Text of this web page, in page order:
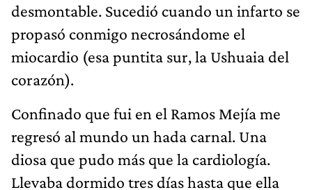
desmontable. Sucedió cuando un infarto se
propasó conmigo necrosándome el
miocardio (esa puntita sur, la Ushuaia del
corazón).
Confinado que fui en el Ramos Mejía me
regresó al mundo un hada carnal. Una
diosa que pudo más que la cardiología.
Llevaba dormido tres días hasta que ella